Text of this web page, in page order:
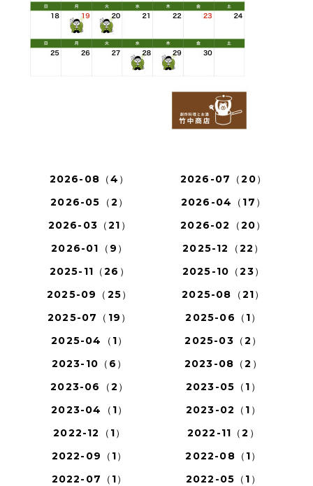
2026-08（4）
2026-07（20）
2026-05（2）
2026-04（17）
2026-03（21）
2026-02（20）
2026-01（9）
2025-12（22）
2025-11（26）
2025-10（23）
2025-09（25）
2025-08（21）
2025-07（19）
2025-06（1）
2025-04（1）
2025-03（2）
2023-10（6）
2023-08（2）
2023-06（2）
2023-05（1）
2023-04（1）
2023-02（1）
2022-12（1）
2022-11（2）
2022-09（1）
2022-08（1）
2022-07（1）
2022-05（1）